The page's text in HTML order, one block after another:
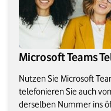
Microsoft Teams
Nutzen Sie Microsoft
telefonieren Sie auch
derselben Nummer ins